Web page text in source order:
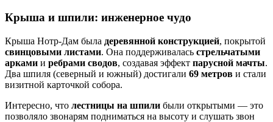
Крыша и шпили: инженерное чудо
Крыша Нотр-Дам была деревянной конструкцией, покрытой
свинцовыми листами. Она поддерживалась стрельчатыми
арками и ребрами сводов, создавая эффект парусной мачты.
Два шпиля (северный и южный) достигали 69 метров и стали
визитной карточкой собора.
Интересно, что лестницы на шпили были открытыми — это
позволяло звонарям подниматься на высоту и слушать звон